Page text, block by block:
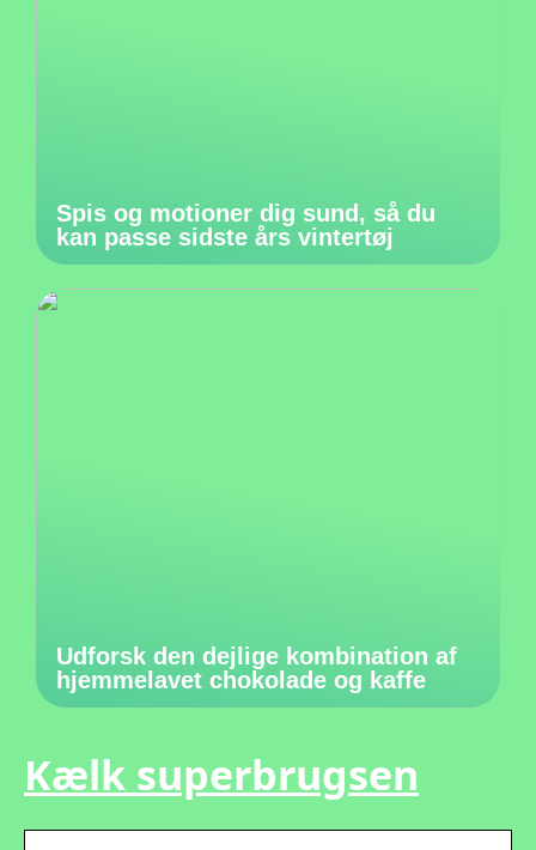
Spis og motioner dig sund, så du
kan passe sidste års vintertøj
Udforsk den dejlige kombination af
hjemmelavet chokolade og kaffe
Kælk superbrugsen